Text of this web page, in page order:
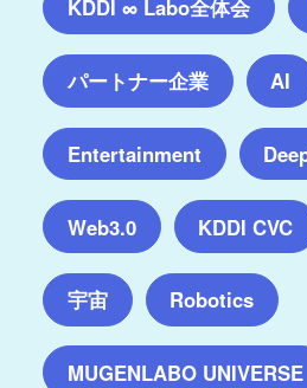
KDDI ∞ Labo全体会
パートナー企業 AI
Entertainment
Web3.0 KDDI CVC
宇宙 Robotics
MUGENLABO UNIVERSE